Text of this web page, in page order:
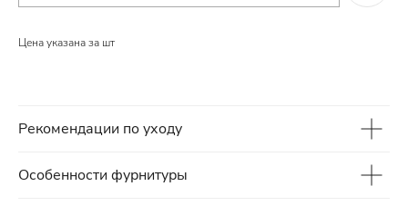
Цена указана за шт
Рекомендации по уходу
Особенности фурнитуры